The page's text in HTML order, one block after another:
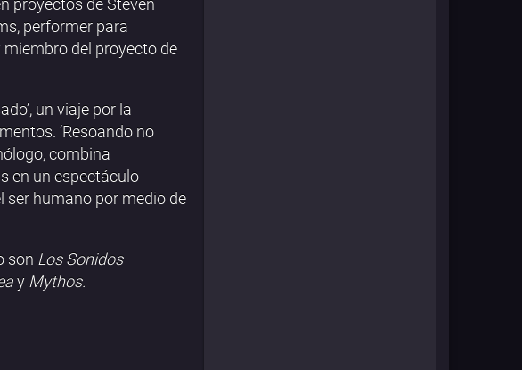
proyectos de Steven
performer para
del proyecto de
un viaje por la
‘Resoando no
combina
en un espectáculo
ser humano por medio de
son Los Sonidos
y Mythos.